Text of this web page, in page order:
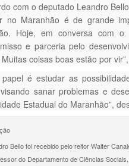
com o deputado Leandro
no Maranhão é de grande
Hoje, em conversa com
e parceria pelo
coisas boas estão por
papel é estudar as
sanar problemas e
Estadual do Maranhão”,